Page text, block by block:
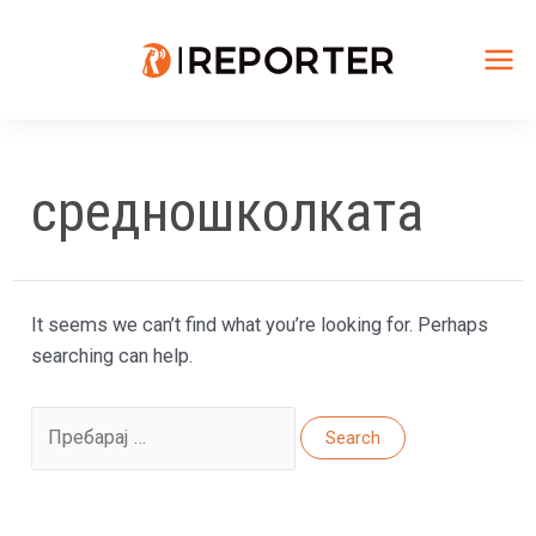
средношколката
It seems we can’t find what you’re looking for. Perhaps
searching can help.